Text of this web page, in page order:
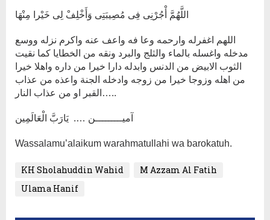
اللَّهُمَّ أْجُرْنِى فِى مُصِيبَتِى وَأَخْلِفْ لِى خَيْرا مِنْهَا
اللهم اغفرله وارحمه وعا فه واعف عنه واكرم نزله ووسع
مدخله واغسله بالماء والثلج والبرد ونقه من الخطايا كما نقيت
الثوب الابيض من الدنس وابدله دارا خيرا من داره واهلا خيرا
من اهله وزوجا خيرا من زوجه وادخله الجنة واعذه من عذاب
القبر او من عذاب النار…..
​​آميـــــــــن …. يَارَبَّ الْعَالَمِين
Wassalamu’alaikum warahmatullahi wa barokatuh.
KH Sholahuddin Wahid
M Azzam Al Fatih
Ulama Hanif